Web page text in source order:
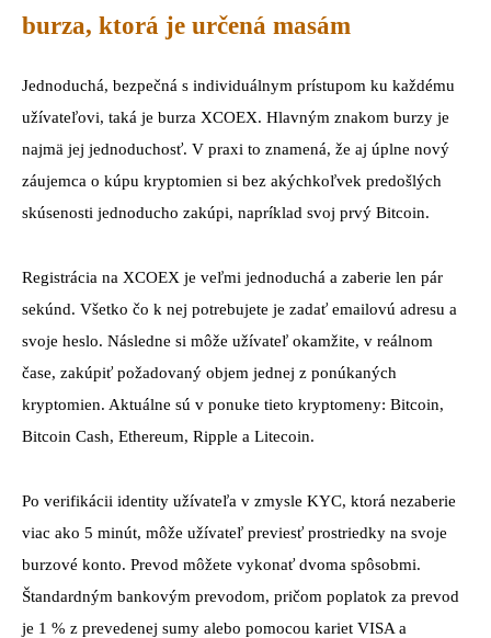
burza, ktorá je určená masám
Jednoduchá, bezpečná s individuálnym prístupom ku každému
užívateľovi, taká je burza XCOEX. Hlavným znakom burzy je
najmä jej jednoduchosť. V praxi to znamená, že aj úplne nový
záujemca o kúpu kryptomien si bez akýchkoľvek predošlých
skúsenosti jednoducho zakúpi, napríklad svoj prvý Bitcoin.
Registrácia na XCOEX je veľmi jednoduchá a zaberie len pár
sekúnd. Všetko čo k nej potrebujete je zadať emailovú adresu a
svoje heslo. Následne si môže užívateľ okamžite, v reálnom
čase, zakúpiť požadovaný objem jednej z ponúkaných
kryptomien. Aktuálne sú v ponuke tieto kryptomeny: Bitcoin,
Bitcoin Cash, Ethereum, Ripple a Litecoin.
Po verifikácii identity užívateľa v zmysle KYC, ktorá nezaberie
viac ako 5 minút, môže užívateľ previesť prostriedky na svoje
burzové konto. Prevod môžete vykonať dvoma spôsobmi.
Štandardným bankovým prevodom, pričom poplatok za prevod
je 1 % z prevedenej sumy alebo pomocou kariet VISA a